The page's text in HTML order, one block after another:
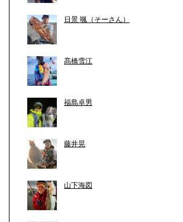
日景 颯（そーさん）
髙橋雪江
福島卓男
藤井晃
山下海図